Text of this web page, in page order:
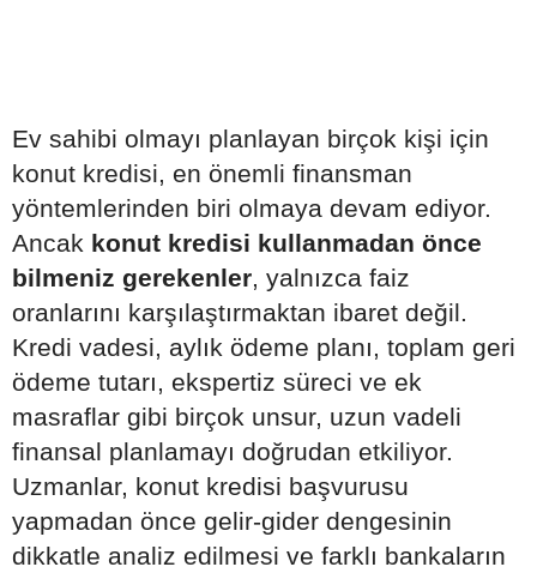
Ev sahibi olmayı planlayan birçok kişi için
konut kredisi, en önemli finansman
yöntemlerinden biri olmaya devam ediyor.
Ancak konut kredisi kullanmadan önce
bilmeniz gerekenler, yalnızca faiz
oranlarını karşılaştırmaktan ibaret değil.
Kredi vadesi, aylık ödeme planı, toplam geri
ödeme tutarı, ekspertiz süreci ve ek
masraflar gibi birçok unsur, uzun vadeli
finansal planlamayı doğrudan etkiliyor.
Uzmanlar, konut kredisi başvurusu
yapmadan önce gelir-gider dengesinin
dikkatle analiz edilmesi ve farklı bankaların